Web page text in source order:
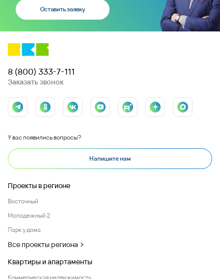
Оставить заявку
8 (800) 333-7-111
Заказать звонок
У вас появились вопросы?
Напишите нам
Проекты в регионе
Восточный
Молодежный 2
Парк у дома
Все проекты региона
Квартиры и апартаменты
Коммерческая недвижимость